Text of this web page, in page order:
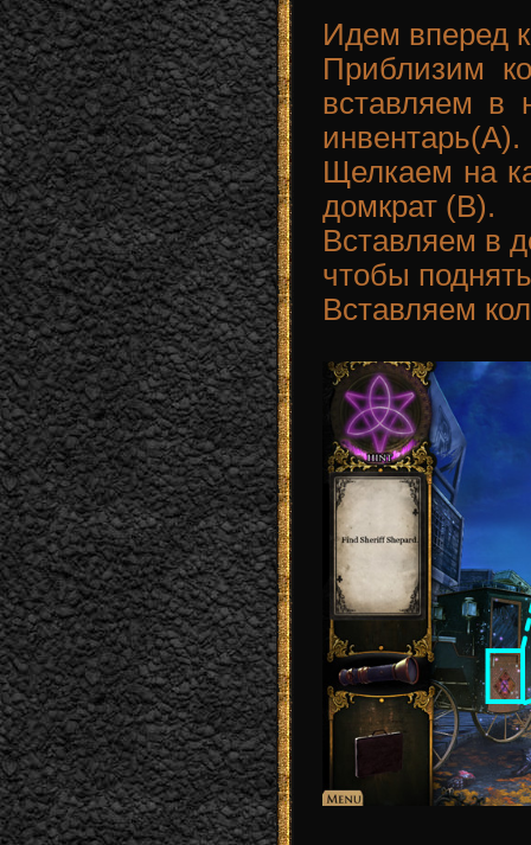
Идем вперед
Приблизим
вставляем в
инвентарь(A).
Щелкаем на
домкрат (B).
Вставляем в
чтобы
Вставляем